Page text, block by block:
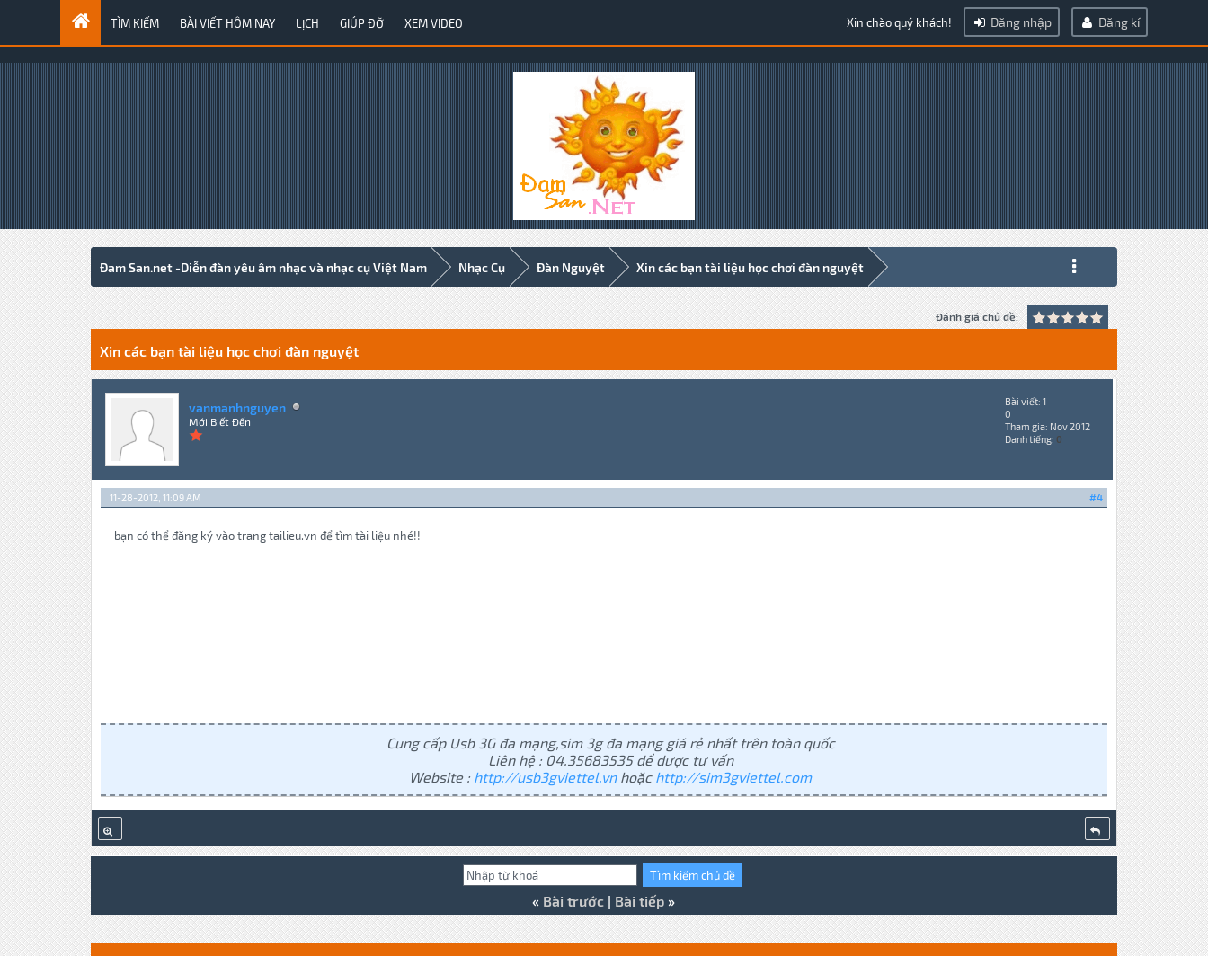
TÌM KIẾM BÀI VIẾT HÔM NAY LỊCH GIÚP ĐỠ XEM VIDEO Xin chào quý khách! Đăng nhập Đăng kí
Đam San.net -Diễn đàn yêu âm nhạc và nhạc cụ Việt Nam Nhạc Cụ Đàn Nguyệt Xin các bạn tài liệu học chơi đàn nguyệt
Đánh giá chủ đề:
0 Votes - 0 Average
1
2
3
4
5
Xin các bạn tài liệu học chơi đàn nguyệt
vanmanhnguyen
Mới Biết Đến
Bài viết: 1
0
Tham gia: Nov 2012
Danh tiếng: 0
#4
11-28-2012, 11:09 AM
bạn có thể đăng ký vào trang tailieu.vn để tìm tài liệu nhé!!
Cung cấp Usb 3G đa mạng,sim 3g đa mạng giá rẻ nhất trên toàn quốc
Liên hệ : 04.35683535 để được tư vấn
Website : http://usb3gviettel.vnhoặc http://sim3gviettel.com
« Bài trước | Bài tiếp »